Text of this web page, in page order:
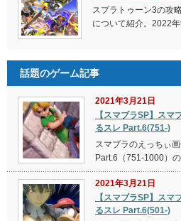
スプラトゥーン3の攻
について紹介。2022
話題のゲーム記事
2021年3月21日
【スマブラSP】スマ
るスレ Part.6(751-)
スマブラのえっちぃ
Part.6（751-1000）
2021年3月21日
【スマブラSP】スマ
るスレ Part.6(501-)